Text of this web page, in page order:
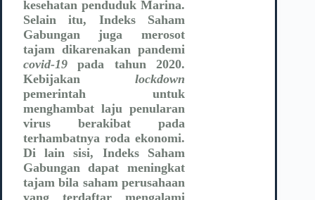
kesehatan penduduk Marina.
Selain itu, Indeks Saham
Gabungan juga merosot
tajam dikarenakan pandemi
covid-19pada tahun 2020.
Kebijakan lockdown
pemerintah untuk
menghambat laju penularan
virus berakibat pada
terhambatnya roda ekonomi.
Di lain sisi, Indeks Saham
Gabungan dapat meningkat
tajam bila saham perusahaan